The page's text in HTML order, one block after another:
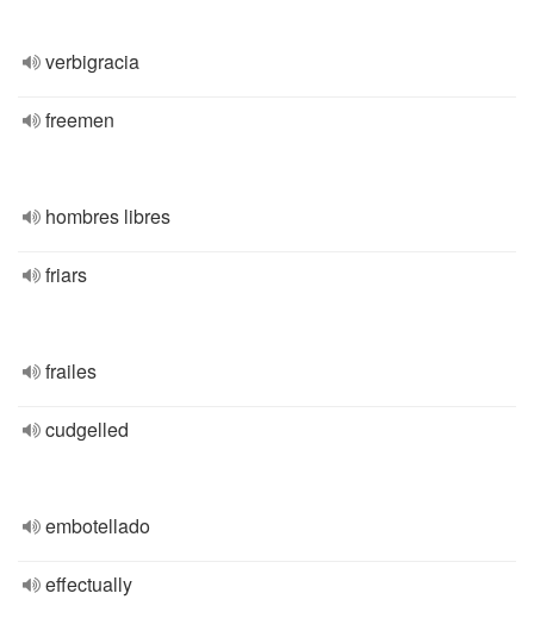
verbigracia
freemen
hombres libres
friars
frailes
cudgelled
embotellado
effectually